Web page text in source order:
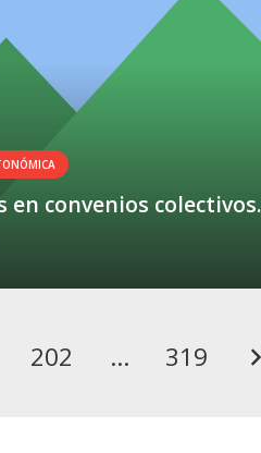
en convenios colectivos.
202 … 319